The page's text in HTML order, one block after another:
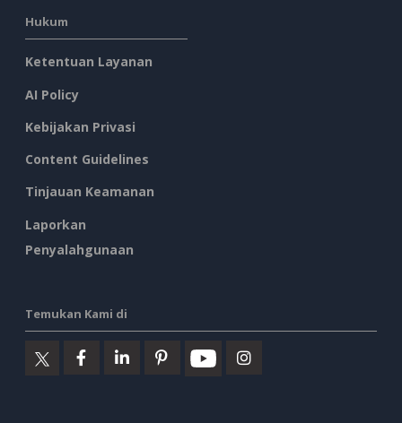
Hukum
Ketentuan Layanan
AI Policy
Kebijakan Privasi
Content Guidelines
Tinjauan Keamanan
Laporkan
Penyalahgunaan
Temukan Kami di